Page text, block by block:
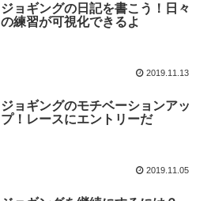
ジョギングの日記を書こう！日々
の練習が可視化できるよ
2019.11.13
ジョギングのモチベーションアッ
プ！レースにエントリーだ
2019.11.05